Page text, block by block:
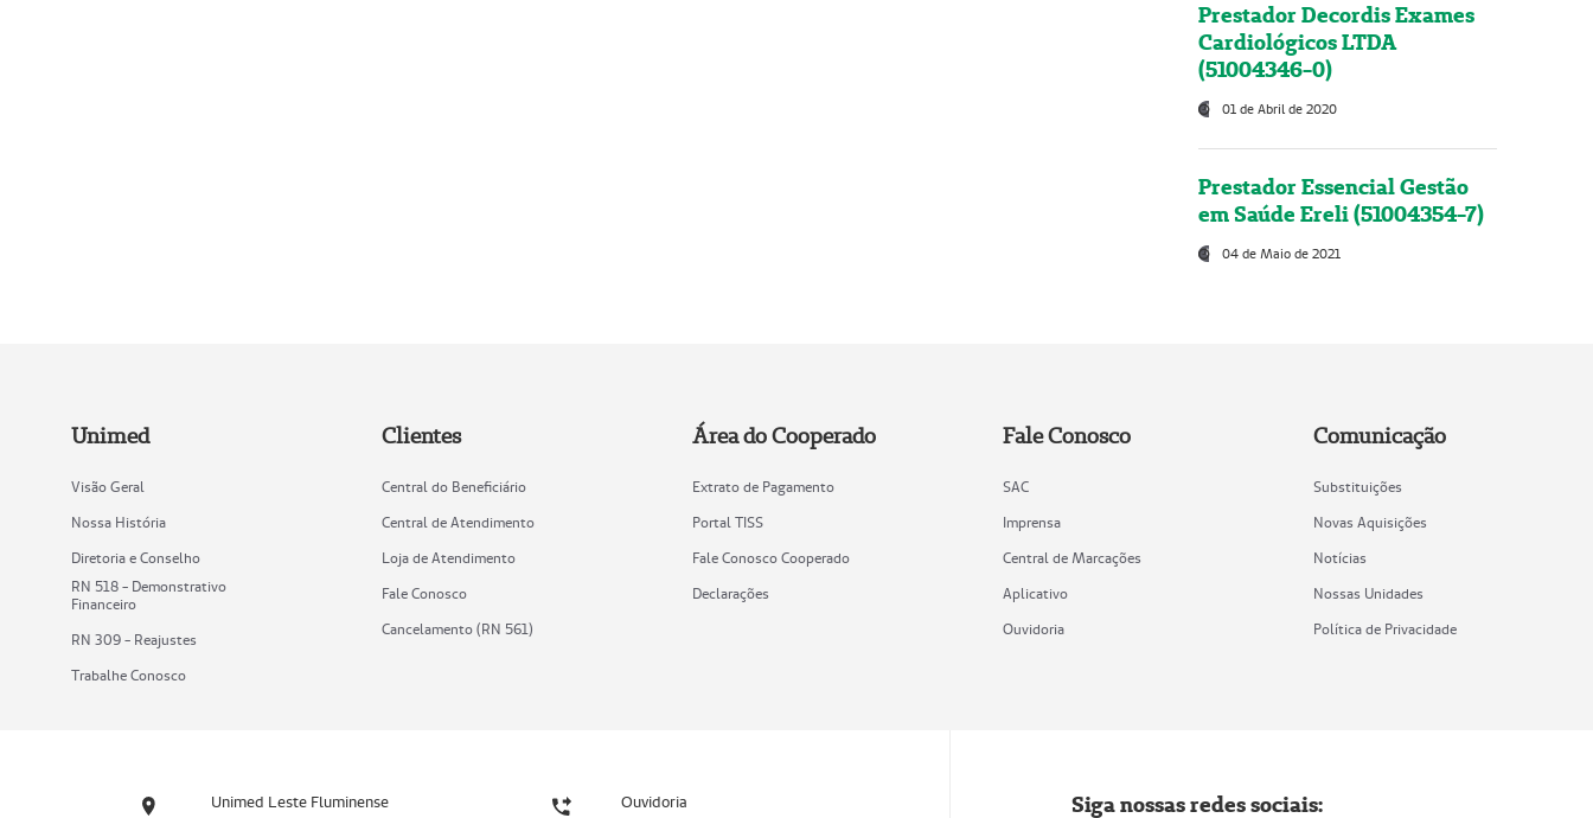
Prestador Decordis Exames
Cardiológicos LTDA
(51004346-0)
01 de Abril de 2020
Prestador Essencial Gestão
em Saúde Ereli (51004354-7)
04 de Maio de 2021
Unimed
Visão Geral
Nossa História
Diretoria e Conselho
RN 518 - Demonstrativo
Financeiro
RN 309 - Reajustes
Trabalhe Conosco
Clientes
Central do Beneficiário
Central de Atendimento
Loja de Atendimento
Fale Conosco
Cancelamento (RN 561)
Área do Cooperado
Extrato de Pagamento
Portal TISS
Fale Conosco Cooperado
Declarações
Fale Conosco
SAC
Imprensa
Central de Marcações
Aplicativo
Ouvidoria
Comunicação
Substituições
Novas Aquisições
Notícias
Nossas Unidades
Política de Privacidade
Unimed Leste Fluminense Ouvidoria Siga nossas redes sociais: